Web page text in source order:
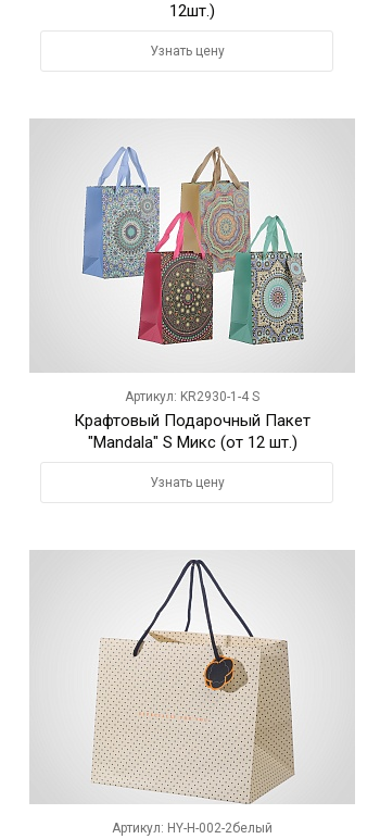
12шт.)
Узнать цену
Артикул: KR2930-1-4 S
Крафтовый Подарочный Пакет
"Mandala" S Микс (от 12 шт.)
Узнать цену
Артикул: HY-H-002-2белый